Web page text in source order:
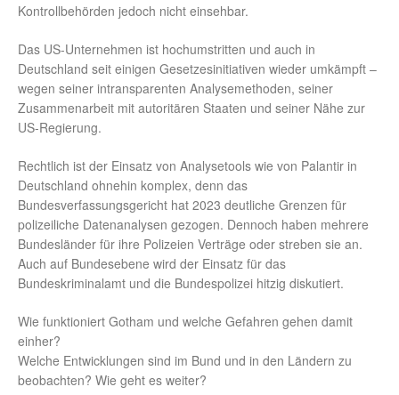
Kontrollbehörden jedoch nicht einsehbar.
Das US-Unternehmen ist hochumstritten und auch in
Deutschland seit einigen Gesetzesinitiativen wieder umkämpft –
wegen seiner intransparenten Analysemethoden, seiner
Zusammenarbeit mit autoritären Staaten und seiner Nähe zur
US-Regierung.
Rechtlich ist der Einsatz von Analysetools wie von Palantir in
Deutschland ohnehin komplex, denn das
Bundesverfassungsgericht hat 2023 deutliche Grenzen für
polizeiliche Datenanalysen gezogen. Dennoch haben mehrere
Bundesländer für ihre Polizeien Verträge oder streben sie an.
Auch auf Bundesebene wird der Einsatz für das
Bundeskriminalamt und die Bundespolizei hitzig diskutiert.
Wie funktioniert Gotham und welche Gefahren gehen damit
einher?
Welche Entwicklungen sind im Bund und in den Ländern zu
beobachten? Wie geht es weiter?